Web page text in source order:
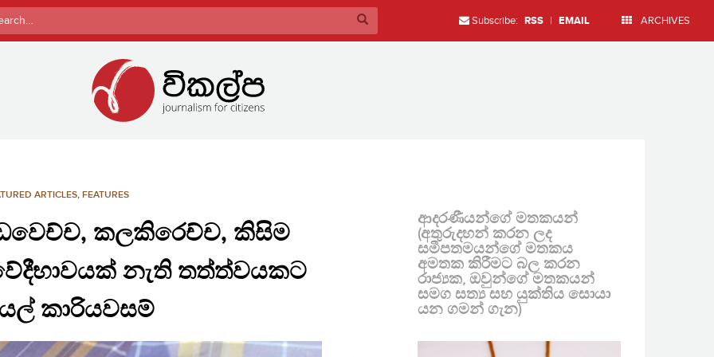
Subscribe: RSS | EMAIL ARCHIVES
ARTICLES, FEATURES
කලකිරෙච්ච, කිසිම
නැති තත්ත්වයකට
කාරියවසම්
ආදරණීයන්ගේ මතකයන්
(අතුරුදහන් කරන ලද
සමීපතමයන්ගේ මතකය
අමතක කිරීමට බල කරන
රාජ්‍යක, ඔවුන්ගේ මතකයන්
සමග සත්‍ය සහ යුක්තිය සොයා
යන ගමන් ගැන)